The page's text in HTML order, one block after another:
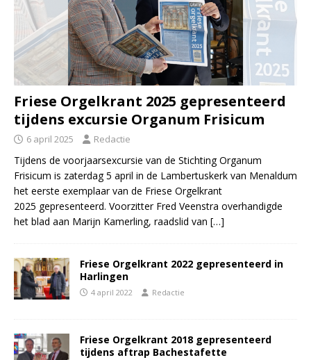
Friese Orgelkrant 2025 gepresenteerd
tijdens excursie Organum Frisicum
6 april 2025 Redactie
Tijdens de voorjaarsexcursie van de Stichting Organum
Frisicum is zaterdag 5 april in de Lambertuskerk van Menaldum
het eerste exemplaar van de Friese Orgelkrant
2025 gepresenteerd. Voorzitter Fred Veenstra overhandigde
het blad aan Marijn Kamerling, raadslid van […]
Friese Orgelkrant 2022 gepresenteerd in
Harlingen
4 april 2022 Redactie
Friese Orgelkrant 2018 gepresenteerd
tijdens aftrap Bachestafette